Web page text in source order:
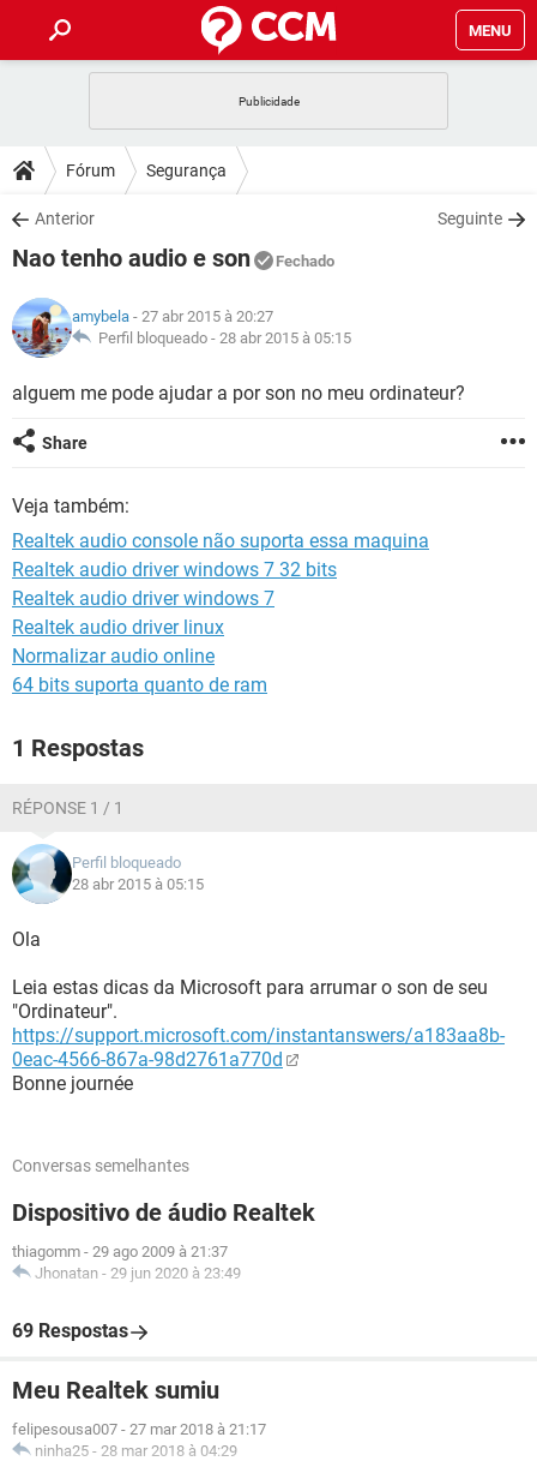
MENU
CELULAR
OUTLOOK
INSTAGRAM GMAIL
GUIA DE COMPRAS
DICAS
JOGOS
INSTAGRAM
GUIA DE COMPRAS
DOWNLOADS
JOGOS WHATSAPP
CELULAR
OUTLOOK EXCEL
INSTAGRAM
JOGOS
CELULAR
OUTLOOK EXCEL
INSTAGRAM
GLOSSÁRIO
JOGOS
INSTAGRAM
GUIA DE COMPRAS
Fórum Segurança
Anterior Seguinte
Nao tenho audio e son Fechado
amybela - 27 abr 2015 à 20:27
Perfil bloqueado - 28 abr 2015 à 05:15
alguem me pode ajudar a por son no meu ordinateur?
Share
Veja também:
Realtek audio console não suporta essa maquina
Realtek audio driver windows 7 32 bits
Realtek audio driver windows 7
Realtek audio driver linux
Normalizar audio online
64 bits suporta quanto de ram
1 Respostas
RÉPONSE 1 / 1
Perfil bloqueado
28 abr 2015 à 05:15
Ola
Leia estas dicas da Microsoft para arrumar o son de seu
"Ordinateur".
https://support.microsoft.com/instantanswers/a183aa8b-
0eac-4566-867a-98d2761a770d
Bonne journée
Conversas semelhantes
Dispositivo de áudio Realtek
thiagomm - 29 ago 2009 à 21:37
Jhonatan - 29 jun 2020 à 23:49
69 Respostas
Meu Realtek sumiu
felipesousa007 - 27 mar 2018 à 21:17
ninha25 - 28 mar 2018 à 04:29